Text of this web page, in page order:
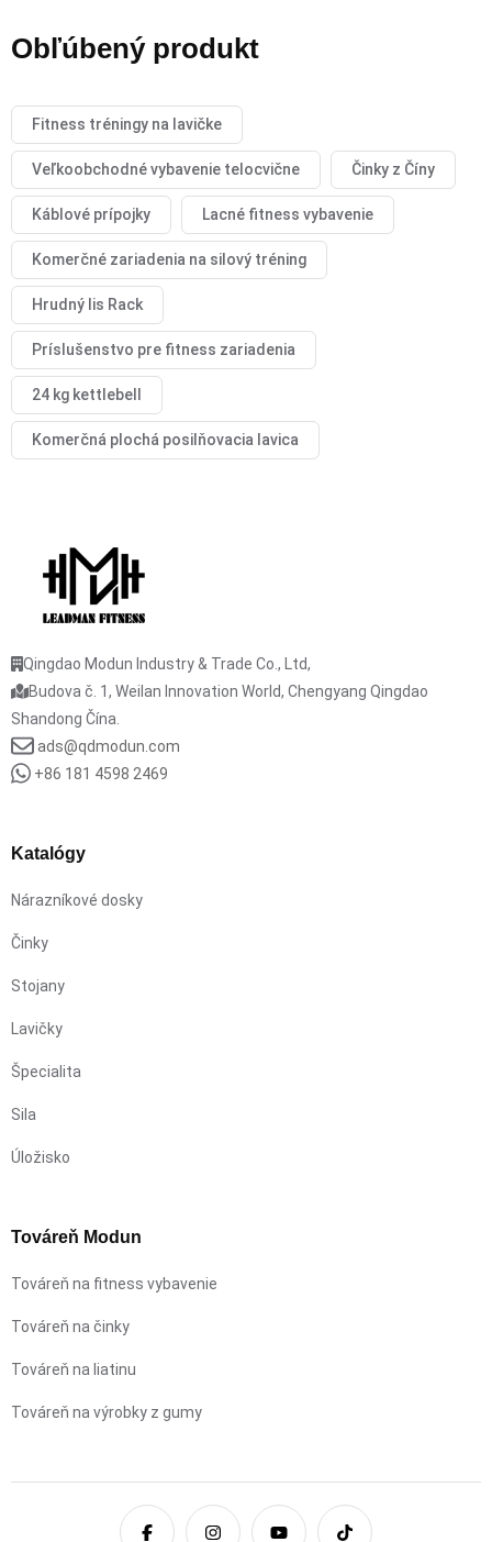
Obľúbený produkt
Fitness tréningy na lavičke
Veľkoobchodné vybavenie telocvične Činky z Číny
Káblové prípojky Lacné fitness vybavenie
Komerčné zariadenia na silový tréning
Hrudný lis Rack
Príslušenstvo pre fitness zariadenia
24 kg kettlebell
Komerčná plochá posilňovacia lavica
Qingdao Modun Industry & Trade Co., Ltd,
Budova č. 1, Weilan Innovation World, Chengyang Qingdao
Shandong Čína.
ads@qdmodun.com
+86 181 4598 2469
Katalógy
Nárazníkové dosky
Činky
Stojany
Lavičky
Špecialita
Sila
Úložisko
Továreň Modun
Továreň na fitness vybavenie
Továreň na činky
Továreň na liatinu
Továreň na výrobky z gumy